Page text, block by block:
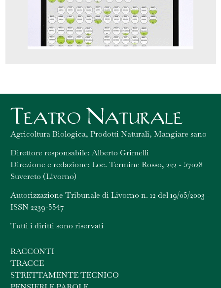
Agricoltura Biologica, Prodotti Naturali, Mangiare sano
Direttore responsabile: Alberto Grimelli
Direzione e redazione: Loc. Termine Rosso, 222 - 57028
Suvereto (Livorno)
Autorizzazione Tribunale di Livorno n. 12 del 19/05/2003 -
ISSN 2239-5547
Tutti i diritti sono riservati
RACCONTI
TRACCE
STRETTAMENTE TECNICO